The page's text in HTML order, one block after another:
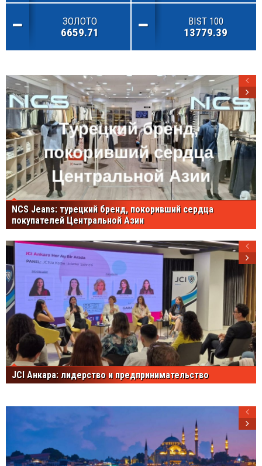
ЗОЛОТО
6659.71
BIST 100
13779.39
NCS Jeans: турецкий бренд, покоривший сердца
покупателей Центральной Азии
JCI Анкара: лидерство и предпринимательство